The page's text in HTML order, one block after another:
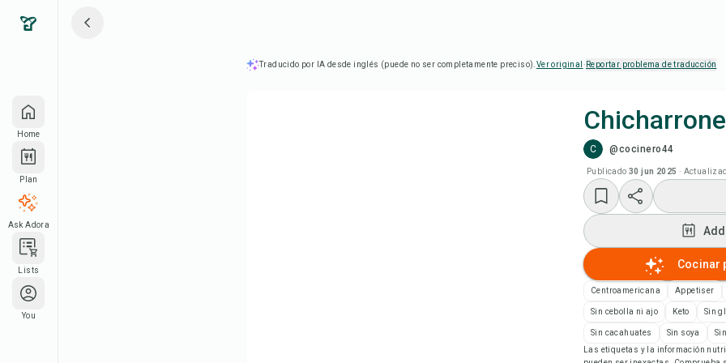
Home
Plan
Ask Adora
Lists
You
Traducido por IA desde inglés (puede no ser completamente preciso). Ver original · Reportar problema de traducción
C @cocinero44
Publicado 30 jun 2025 ·
Cocinar
Centroamericana Appetiser
Sin cebolla ni ajo Keto Sin
Sin cacahuates Sin soya
Las etiquetas y la información